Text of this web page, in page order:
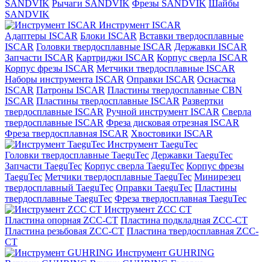
SANDVIK Рычаги SANDVIK Фрезы SANDVIK Шайбы
SANDVIK
Инструмент ISCAR
Адаптеры ISCAR Блоки ISCAR Вставки твердосплавные
ISCAR Головки твердосплавные ISCAR Державки ISCAR
Запчасти ISCAR Картриджи ISCAR Корпус сверла ISCAR
Корпус фрезы ISCAR Метчики твердосплавные ISCAR
Наборы инструмента ISCAR Оправки ISCAR Оснастка
ISCAR Патроны ISCAR Пластины твердосплавные CBN
ISCAR Пластины твердосплавные ISCAR Развертки
твердосплавные ISCAR Ручной инструмент ISCAR Сверла
твердосплавные ISCAR Фреза дисковая отрезная ISCAR
Фреза твердосплавная ISCAR Хвостовики ISCAR
Инструмент TaeguTec
Головки твердосплавные TaeguTec Державки TaeguTec
Запчасти TaeguTec Корпус сверла TaeguTec Корпус фрезы
TaeguTec Метчики твердосплавные TaeguTec Минирезец
твердосплавный TaeguTec Оправки TaeguTec Пластины
твердосплавные TaeguTec Фреза твердосплавная TaeguTec
Инструмент ZCС CT
Пластина опорная ZCC-CT Пластина подкладная ZCC-CT
Пластина резьбовая ZCC-CT Пластина твердосплавная ZCC-
CT
Инструмент GUHRING